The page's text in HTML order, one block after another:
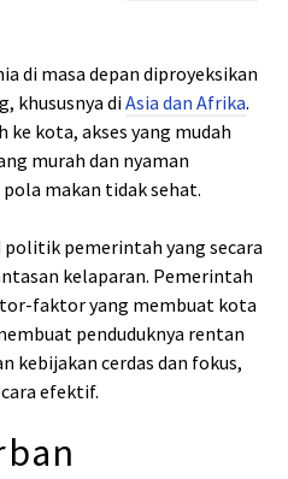
di masa depan diproyeksikan
khususnya diAsia dan Afrika.
ke kota, akses yang mudah
murah dan nyaman
makan tidak sehat.
pemerintah yang secara
kelaparan. Pemerintah
faktor yang membuat kota
penduduknya rentan
kebijakan cerdas dan fokus,
efektif.